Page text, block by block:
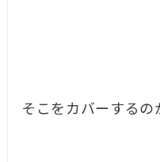
そこをカバーするの